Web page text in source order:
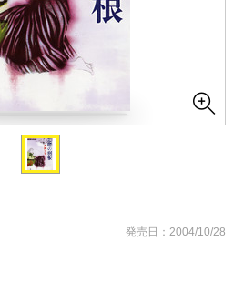
発売日：2004/10/28